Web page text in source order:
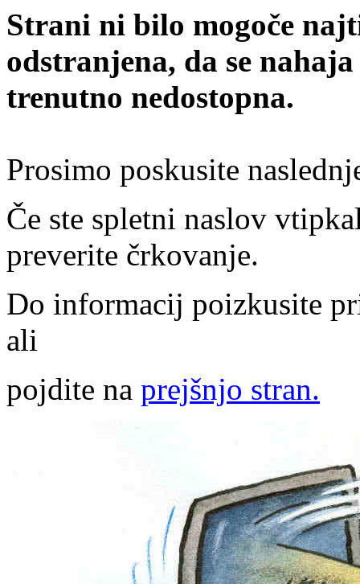
Strani ni bilo mogoče
odstranjena, da se
trenutno nedostopna.
Prosimo poskusite
Če ste spletni naslov
preverite črkovanje.
Do informacij poizkusite
ali
pojdite na prejšnjo stran.